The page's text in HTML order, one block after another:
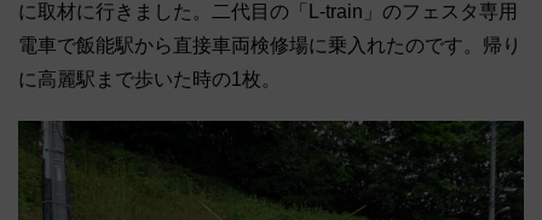
に取材に行きました。二代目の「L-train」のフェスタ専用
電車で飯能駅から直接車両検修場に乗入れたのです。帰り
に高麗駅まで歩いた時の1枚。